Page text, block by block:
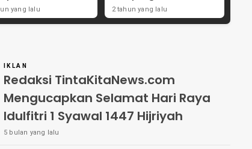
Angka
Masyarakat
yang lalu
Didorong Kebijakan
Populis dan Dukungan
2 tahun yang lalu
IKLAN
Redaksi TintaKitaNews.com
Mengucapkan Selamat Hari Raya
Idulfitri 1 Syawal 1447 Hijriyah
5 bulan yang lalu